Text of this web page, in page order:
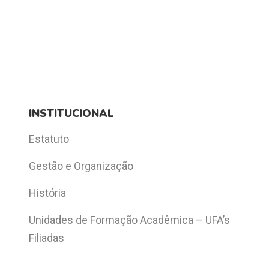
INSTITUCIONAL
Estatuto
Gestão e Organização
História
Unidades de Formação Acadêmica – UFA’s
Filiadas